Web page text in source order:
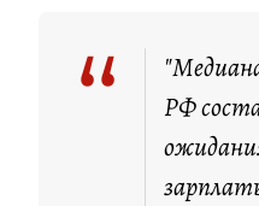
“
РФ